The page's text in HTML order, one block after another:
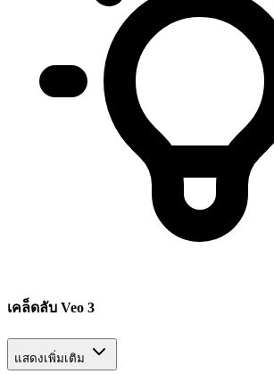
เคล็ดลับ Veo 3
แสดงเพิ่มเติม